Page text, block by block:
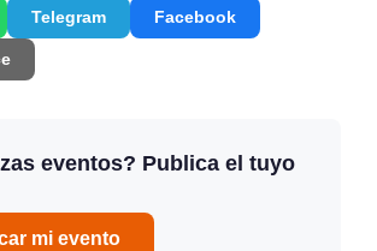
Telegram Facebook
eventos? Publica el tuyo
mi evento